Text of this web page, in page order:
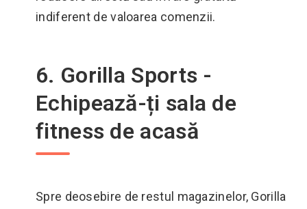
indiferent de valoarea comenzii.
6. Gorilla Sports -
Echipează-ți sala de
fitness de acasă
Spre deosebire de restul magazinelor, Gorilla